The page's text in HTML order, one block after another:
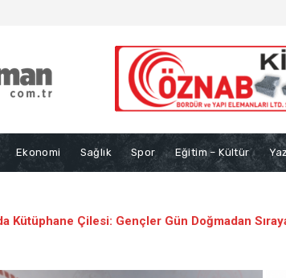
Ekonomi Sağlık Spor Eğitim – Kültür
Kütüphane Çilesi: Gençler Gün Doğmadan